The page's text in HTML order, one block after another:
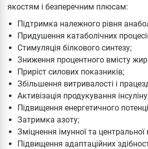
якостям і безперечним плюсам:
Підтримка належного рівня
Придушення катаболічних
Стимуляція білкового синтезу;
Зниження процентного вмісту
Приріст силових показників;
Збільшення витривалості і
Активізація продукування
Підвищення енергетичного
Затримка азоту;
Зміцнення імунної та центральної
Підвищення адаптаційних